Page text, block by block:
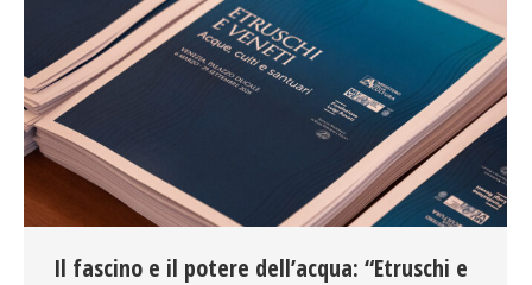
Il fascino e il potere dell’acqua: “Etruschi e